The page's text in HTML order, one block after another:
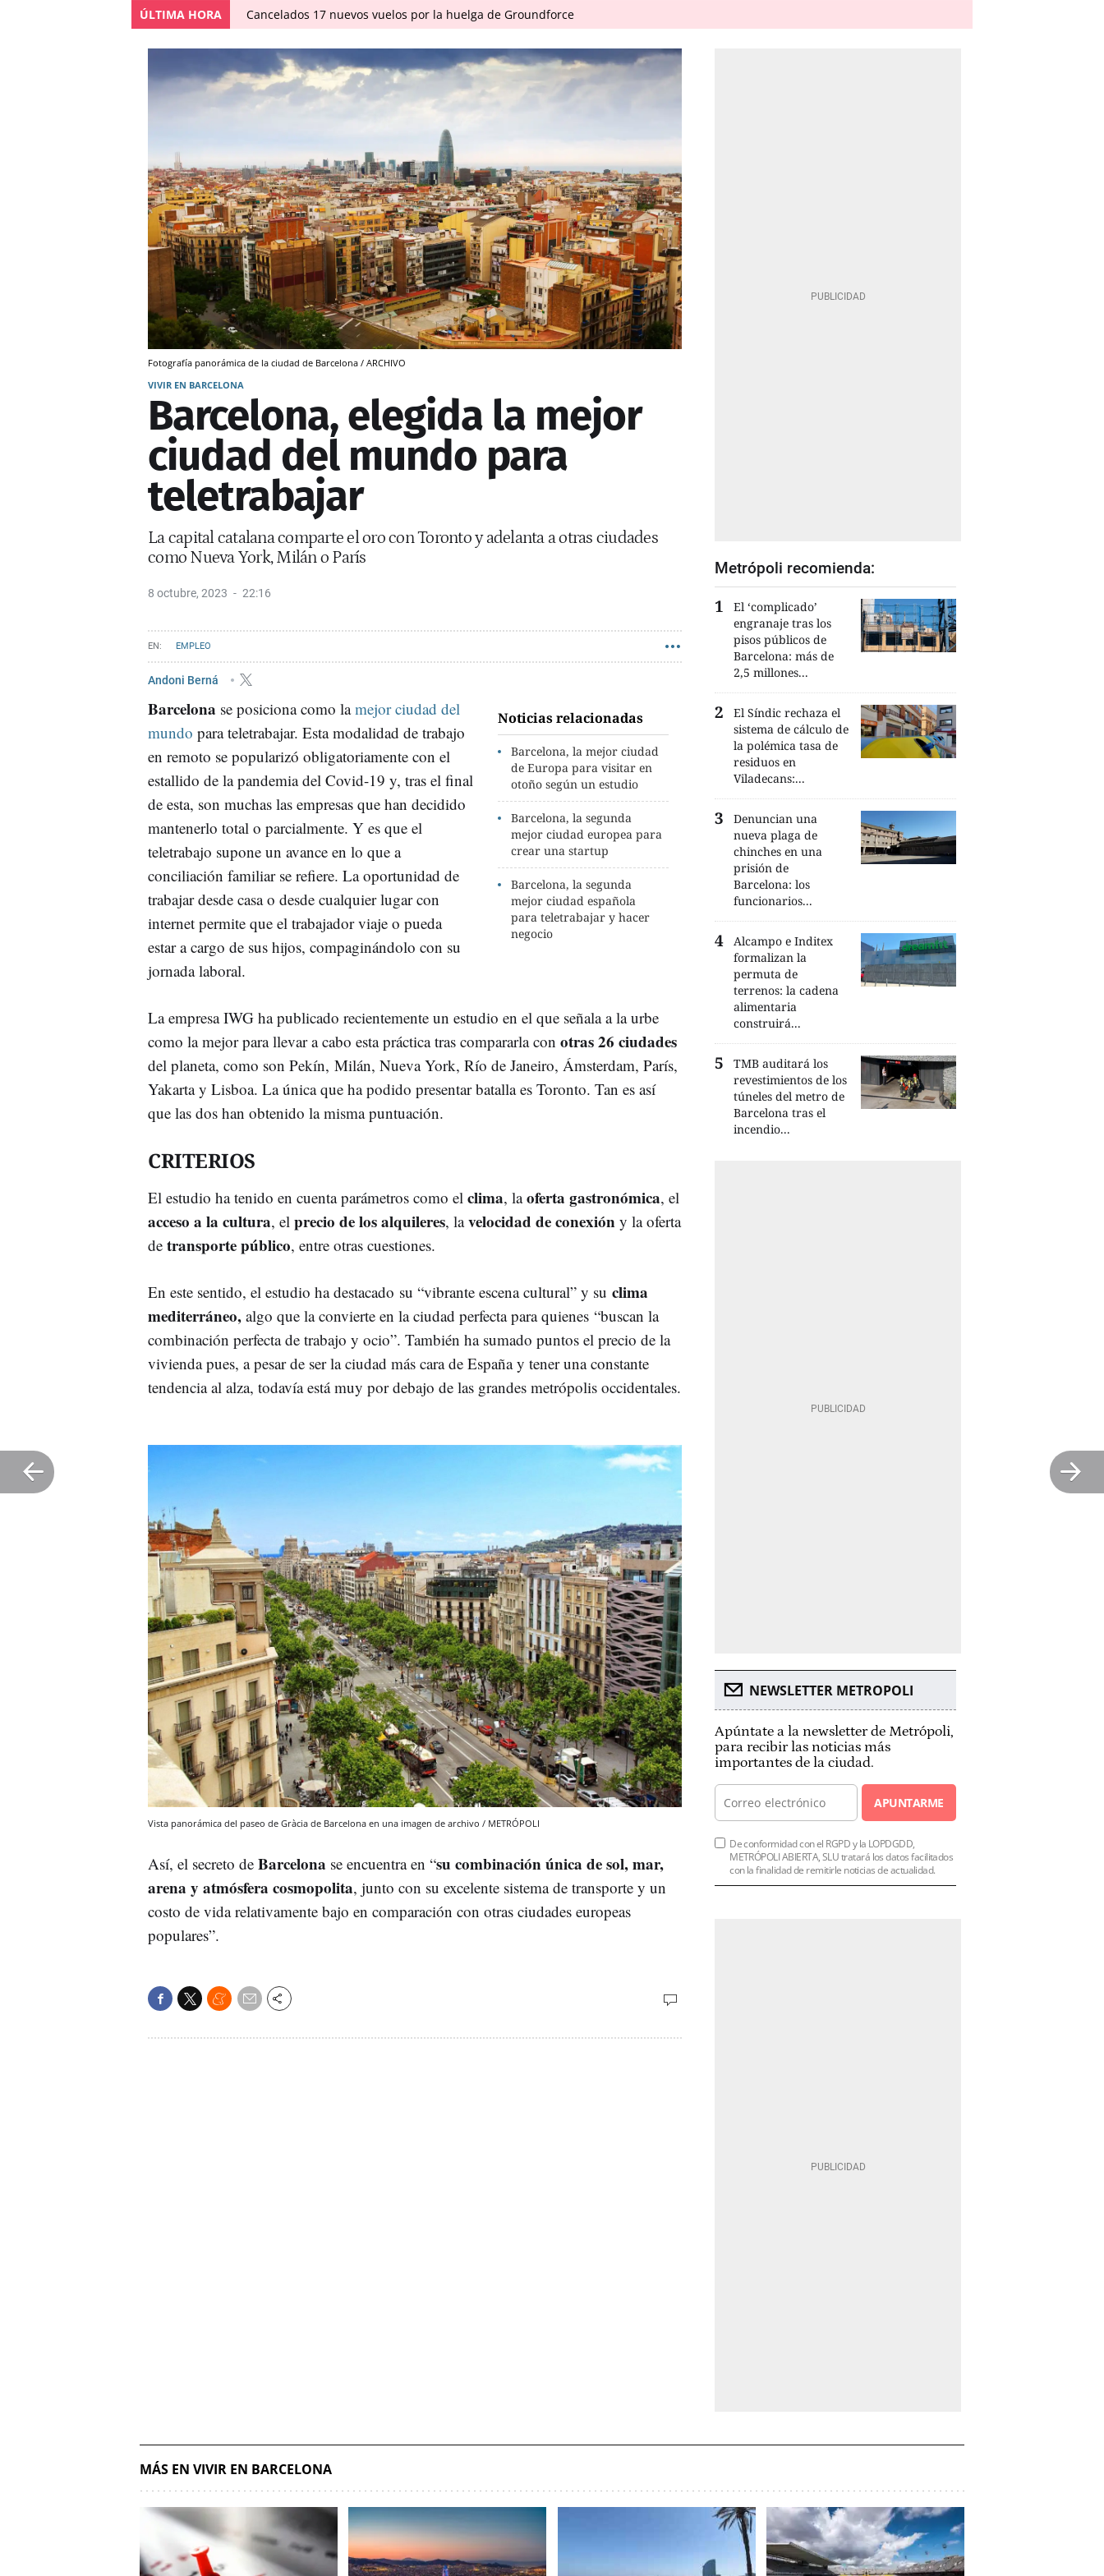
ÚLTIMA HORA Cancelados 17 nuevos vuelos por la huelga de Groundforce
Fotografía panorámica de la ciudad de Barcelona / ARCHIVO
VIVIR EN BARCELONA
Barcelona, elegida la mejor
ciudad del mundo para
teletrabajar
La capital catalana comparte el oro con Toronto y adelanta a otras ciudades
como Nueva York, Milán o París
8 octubre, 2023 22:16
EMPLEO
Andoni Berná
Noticias relacionadas
Barcelona, la mejor ciudad
de Europa para visitar en
otoño según un estudio
Barcelona, la segunda
mejor ciudad europea para
crear una startup
Barcelona, la segunda
mejor ciudad española
para teletrabajar y hacer
negocio
Barcelona se posiciona como lamejor ciudad del
mundo para teletrabajar. Esta modalidad de trabajo
en remoto se popularizó obligatoriamente con el
estallido de la pandemia del Covid-19 y, tras el final
de esta, son muchas las empresas que han decidido
mantenerlo total o parcialmente. Y es que el
teletrabajo supone un avance en lo que a
conciliación familiar se refiere. La oportunidad de
trabajar desde casa o desde cualquier lugar con
internet permite que el trabajador viaje o pueda
estar a cargo de sus hijos, compaginándolo con su
jornada laboral.
La empresa IWG ha publicado recientemente un estudio en el que señala a la urbe
como la mejor para llevar a cabo esta práctica tras compararla con otras 26 ciudades
del planeta, como son Pekín, Milán, Nueva York, Río de Janeiro, Ámsterdam, París,
Yakarta y Lisboa. La única que ha podido presentar batalla es Toronto. Tan es así
que las dos han obtenido la misma puntuación.
CRITERIOS
El estudio ha tenido en cuenta parámetros como el clima, laoferta gastronómica, el
acceso a la cultura, el precio de los alquileres, lavelocidad de conexión y la oferta
de transporte público, entre otras cuestiones.
En este sentido, el estudio ha destacado su “vibrante escena cultural” y su clima
mediterráneo, algo que la convierte en la ciudad perfecta para quienes “buscan la
combinación perfecta de trabajo y ocio”. También ha sumado puntos el precio de la
vivienda pues, a pesar de ser la ciudad más cara de España y tener una constante
tendencia al alza, todavía está muy por debajo de las grandes metrópolis occidentales.
Vista panorámica del paseo de Gràcia de Barcelona en una imagen de archivo / METRÓPOLI
Así, el secreto de Barcelona se encuentra en “su combinación única de sol, mar,
arena y atmósfera cosmopolita, junto con su excelente sistema de transporte y un
costo de vida relativamente bajo en comparación con otras ciudades europeas
populares”.
Metrópoli recomienda:
El ‘complicado’
engranaje tras los
pisos públicos de
Barcelona: más de
2,5 millones...
El Síndic rechaza el
sistema de cálculo de
la polémica tasa de
residuos en
Viladecans:...
Denuncian una
nueva plaga de
chinches en una
prisión de
Barcelona: los
funcionarios...
Alcampo e Inditex
formalizan la
permuta de
terrenos: la cadena
alimentaria
construirá...
TMB auditará los
revestimientos de los
túneles del metro de
Barcelona tras el
incendio...
NEWSLETTER METROPOLI
Apúntate a la newsletter de Metrópoli,
para recibir las noticias más
importantes de la ciudad.
APUNTARME
De conformidad con el RGPD y la LOPDGDD,
METRÓPOLI ABIERTA, SLU tratará los datos facilitados
con la finalidad de remitirle noticias de actualidad.
MÁS EN VIVIR EN BARCELONA